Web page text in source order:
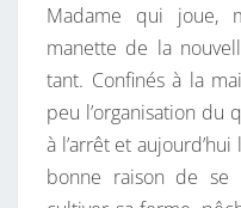
Madame qui joue,
manette de la
tant. Confinés à la
peu l’organisation du
à l’arrêt et
bonne raison de se